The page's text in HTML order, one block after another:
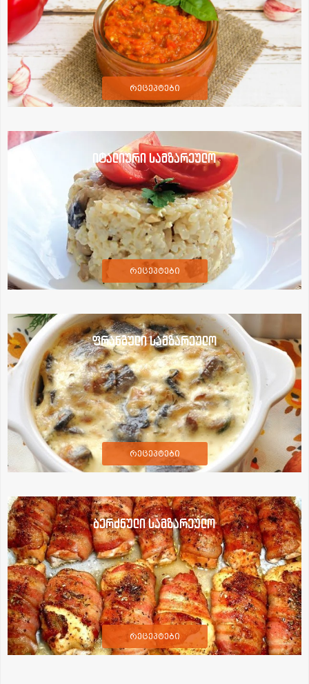
რეცეპტები
იტალიური სამზარეულო
რეცეპტები
ფრანგული სამზარეულო
რეცეპტები
ბერძნული სამზარეულო
რეცეპტები